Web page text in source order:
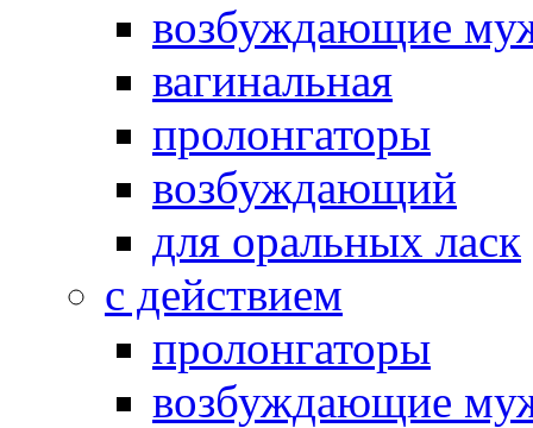
возбуждающие
вагинальная
пролонгаторы
возбуждающий
для оральных ласк
с действием
пролонгаторы
возбуждающие